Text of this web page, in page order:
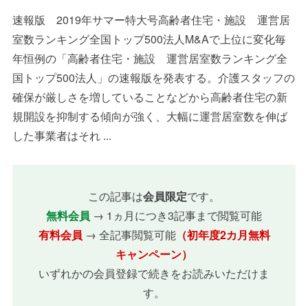
速報版 2019年サマー特大号高齢者住宅・施設 運営居
室数ランキング全国トップ500法人M&Aで上位に変化毎
年恒例の「高齢者住宅・施設 運営居室数ランキング全
国トップ500法人」の速報版を発表する。介護スタッフの
確保が厳しさを増していることなどから高齢者住宅の新
規開設を抑制する傾向が強く、大幅に運営居室数を伸ば
した事業者はそれ ...
この記事は会員限定です。
無料会員 → 1ヵ月につき3記事まで閲覧可能
有料会員 → 全記事閲覧可能（初年度2カ月無料
キャンペーン）
いずれかの会員登録で続きをお読みいただけま
す。